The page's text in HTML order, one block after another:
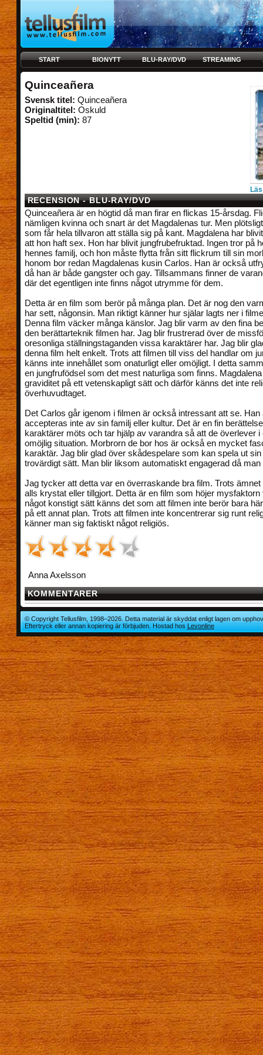
START BIONYTT BLU-RAY/DVD STREAMING
Quinceañera
Svensk titel: Quinceañera
Originaltitel: Oskuld
Speltid (min): 87
RECENSION - BLU-RAY/DVD
Quinceañera är en högtid då man firar en flickas 15-årsdag.
nämligen kvinna och snart är det Magdalenas tur. Men
som får hela tillvaron att ställa sig på kant. Magdalena har
att hon haft sex. Hon har blivit jungfrubefruktad. Ingen tror på
hennes familj, och hon måste flytta från sitt flickrum till sin
honom bor redan Magdalenas kusin Carlos. Han är också
då han är både gangster och gay. Tillsammans finner de
där det egentligen inte finns något utrymme för dem.
Detta är en film som berör på många plan. Det är nog den
har sett, någonsin. Man riktigt känner hur själar lagts ner i
Denna film väcker många känslor. Jag blir varm av den fina
den berättarteknik filmen har. Jag blir frustrerad över de
oresonliga ställningstaganden vissa karaktärer har. Jag blir
denna film helt enkelt. Trots att filmen till viss del handlar om
känns inte innehållet som onaturligt eller omöjligt. I detta
en jungfrufödsel som det mest naturliga som finns.
graviditet på ett vetenskapligt sätt och därför känns det inte
överhuvudtaget.
Det Carlos går igenom i filmen är också intressant att se. Han
accepteras inte av sin familj eller kultur. Det är en fin
karaktärer möts och tar hjälp av varandra så att de överlever i
omöjlig situation. Morbrorn de bor hos är också en mycket
karaktär. Jag blir glad över skådespelare som kan spela ut sin
trovärdigt sätt. Man blir liksom automatiskt engagerad då
Jag tycker att detta var en överraskande bra film. Trots ämnet
alls krystat eller tillgjort. Detta är en film som höjer mysfaktorn
något konstigt sätt känns det som att filmen inte berör bara
på ett annat plan. Trots att filmen inte koncentrerar sig runt
känner man sig faktiskt något religiös.
Anna Axelsson
KOMMENTARER
© Copyright Tellusfilm, 1998–2026. Detta material är skyddat enligt lagen om
Eftertryck eller annan kopiering är förbjuden. Hostad hosLevonline